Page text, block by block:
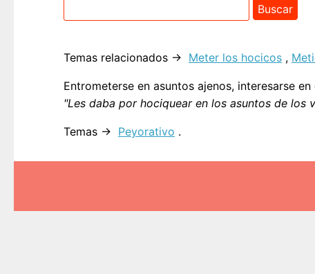
Temas relacionados → Meter los hocicos ,
Entrometerse en asuntos ajenos, interesarse
"Les daba por hociquear en los asuntos de los
Temas → Peyorativo .